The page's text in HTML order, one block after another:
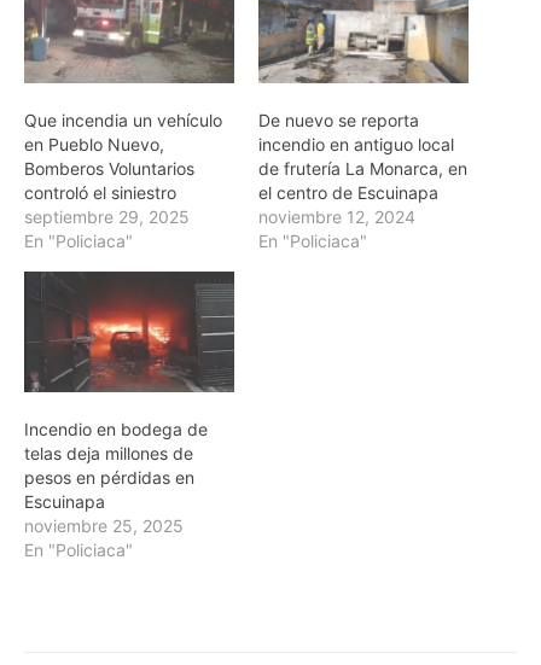
Que incendia un vehículo
en Pueblo Nuevo,
Bomberos Voluntarios
controló el siniestro
septiembre 29, 2025
En "Policiaca"
De nuevo se reporta
incendio en antiguo local
de frutería La Monarca, en
el centro de Escuinapa
noviembre 12, 2024
En "Policiaca"
Incendio en bodega de
telas deja millones de
pesos en pérdidas en
Escuinapa
noviembre 25, 2025
En "Policiaca"